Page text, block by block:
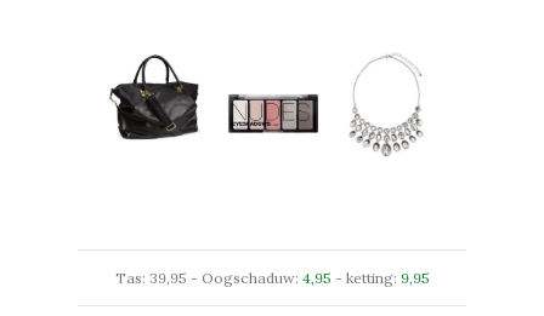
Tas: 39,95 - Oogschaduw: 4,95 - ketting: 9,95